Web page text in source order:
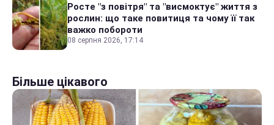
Росте "з повітря" та "висмоктує" життя з
рослин: що таке повитиця та чому її так
важко побороти
08 серпня 2026, 17:14
Більше цікавого